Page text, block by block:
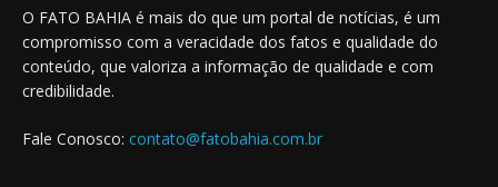
O FATO BAHIA é mais do que um portal de notícias, é um
compromisso com a veracidade dos fatos e qualidade do
conteúdo, que valoriza a informação de qualidade e com
credibilidade.
Fale Conosco: contato@fatobahia.com.br